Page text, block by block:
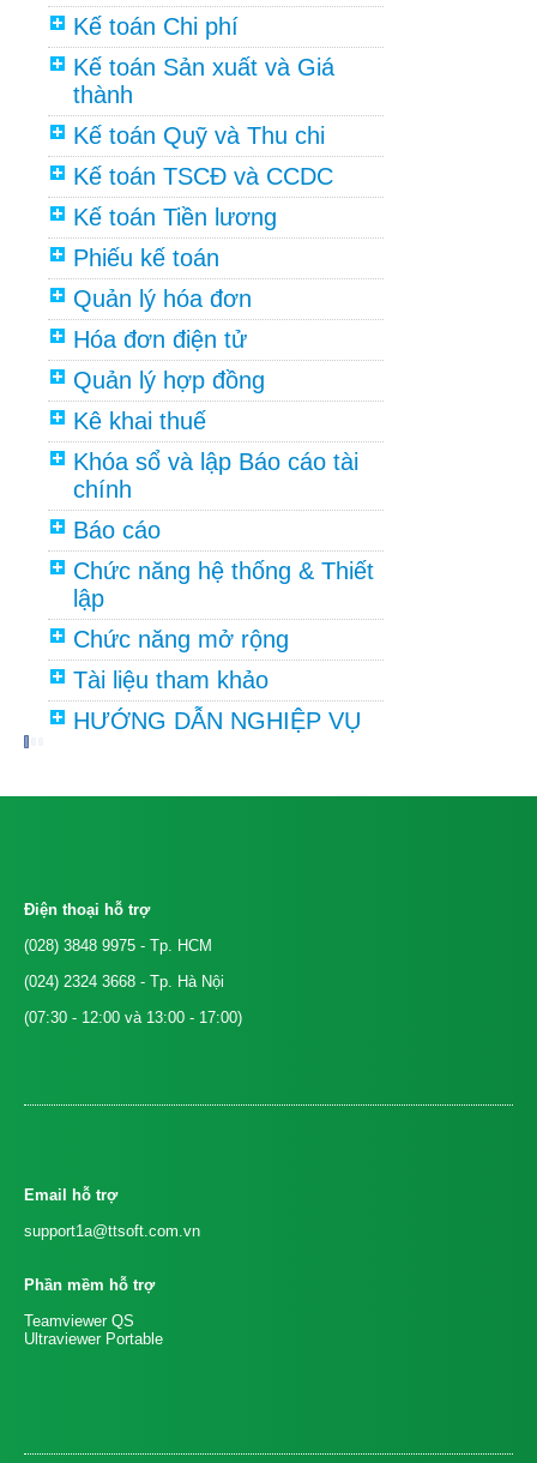
Kế toán Chi phí
Kế toán Sản xuất và Giá
thành
Kế toán Quỹ và Thu chi
Kế toán TSCĐ và CCDC
Kế toán Tiền lương
Phiếu kế toán
Quản lý hóa đơn
Hóa đơn điện tử
Quản lý hợp đồng
Kê khai thuế
Khóa sổ và lập Báo cáo tài
chính
Báo cáo
Chức năng hệ thống & Thiết
lập
Chức năng mở rộng
Tài liệu tham khảo
HƯỚNG DẪN NGHIỆP VỤ
Điện thoại hỗ trợ
(028) 3848 9975 - Tp. HCM
(024) 2324 3668 - Tp. Hà Nội
(07:30 - 12:00 và 13:00 - 17:00)
Email hỗ trợ
support1a@ttsoft.com.vn
Phần mềm hỗ trợ
Teamviewer QS
Ultraviewer Portable